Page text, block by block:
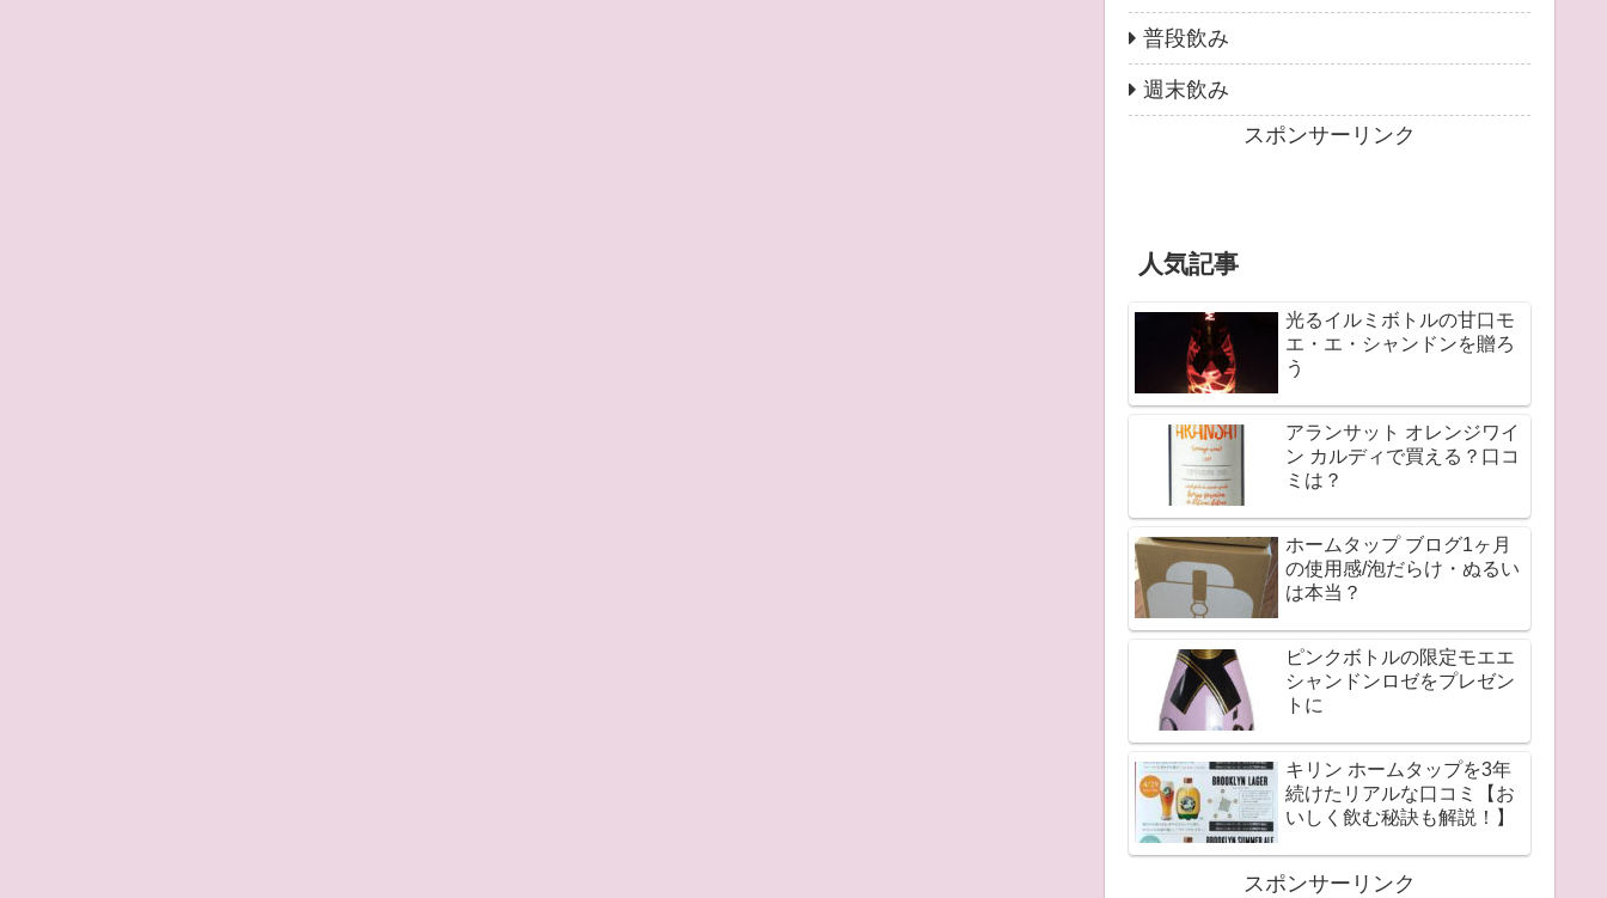
普段飲み
週末飲み
スポンサーリンク
人気記事
光るイルミボトルの甘口モ
エ・エ・シャンドンを贈ろ
う
アランサット オレンジワイ
ン カルディで買える？口コ
ミは？
ホームタップ ブログ1ヶ月
の使用感/泡だらけ・ぬるい
は本当？
ピンクボトルの限定モエエ
シャンドンロゼをプレゼン
トに
キリン ホームタップを3年
続けたリアルな口コミ【お
いしく飲む秘訣も解説！】
スポンサーリンク